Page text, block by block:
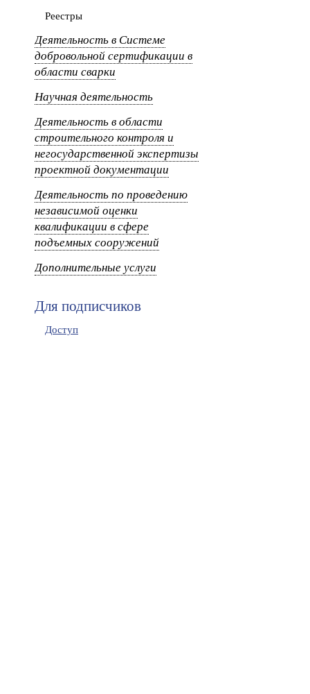
Реестры
Деятельность в Системе
добровольной сертификации в
области сварки
Научная деятельность
Деятельность в области
строительного контроля и
негосударственной экспертизы
проектной документации
Деятельность по проведению
независимой оценки
квалификации в сфере
подъемных сооружений
Дополнительные услуги
Для подписчиков
Доступ